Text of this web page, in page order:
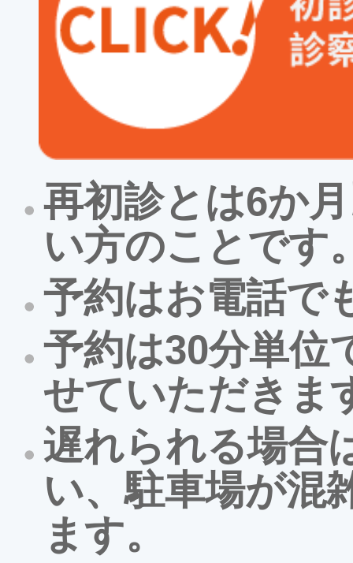
再初診とは6か
い方のことです
予約はお電話で
予約は30分単位
せていただきま
遅れられる場合
い、駐車場が混
ます。